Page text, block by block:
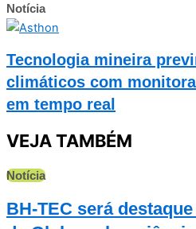
Notícia
Tecnologia mineira
climáticos com
em tempo real
VEJA TAMBÉM
Notícia
BH-TEC será